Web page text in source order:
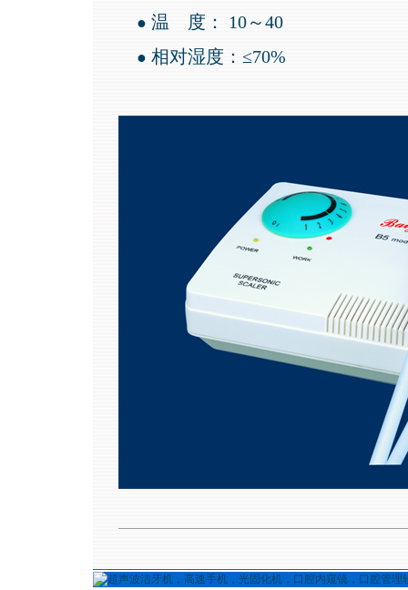
● 温 度： 10～40
● 相对湿度：≤70%